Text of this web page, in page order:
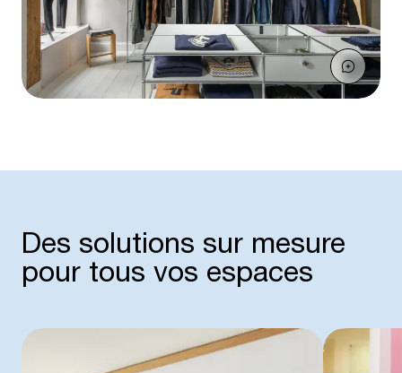
Des solutions sur mesure
pour tous vos espaces